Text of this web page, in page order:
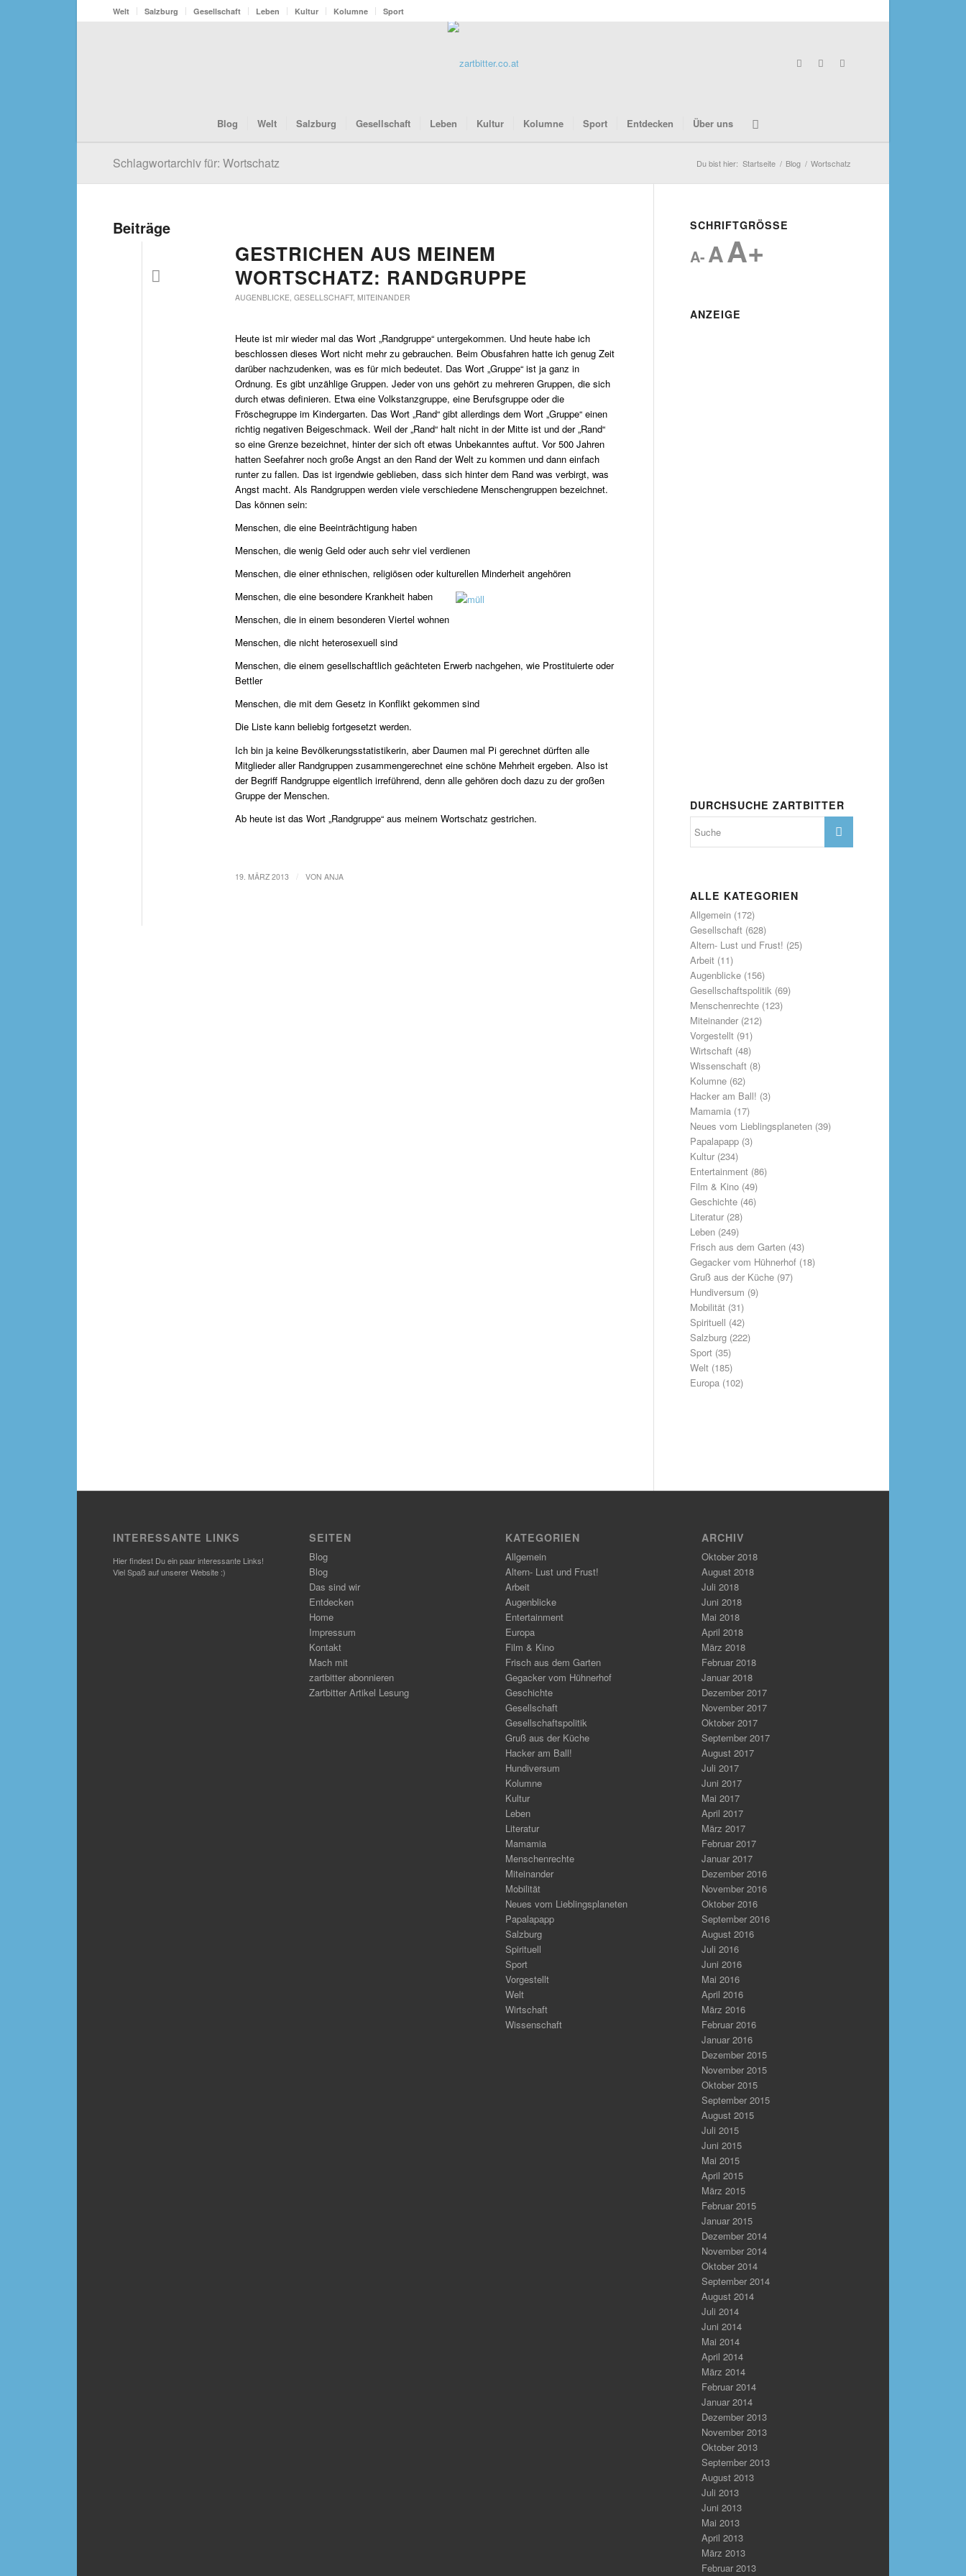
Welt Salzburg Gesellschaft Leben Kultur Kolumne Sport
Blog Welt Salzburg Gesellschaft Leben Kultur Kolumne Sport Entdecken Über uns
Schlagwortarchiv für: Wortschatz Du bist hier: Startseite / Blog / Wortschatz
Beiträge
GESTRICHEN AUS MEINEM
WORTSCHATZ: RANDGRUPPE
AUGENBLICKE, GESELLSCHAFT, MITEINANDER
Heute ist mir wieder mal das Wort „Randgruppe“ untergekommen. Und heute habe ich
beschlossen dieses Wort nicht mehr zu gebrauchen. Beim Obusfahren hatte ich genug Zeit
darüber nachzudenken, was es für mich bedeutet. Das Wort „Gruppe“ ist ja ganz in
Ordnung. Es gibt unzählige Gruppen. Jeder von uns gehört zu mehreren Gruppen, die sich
durch etwas definieren. Etwa eine Volkstanzgruppe, eine Berufsgruppe oder die
Fröschegruppe im Kindergarten. Das Wort „Rand“ gibt allerdings dem Wort „Gruppe“ einen
richtig negativen Beigeschmack. Weil der „Rand“ halt nicht in der Mitte ist und der „Rand“
so eine Grenze bezeichnet, hinter der sich oft etwas Unbekanntes auftut. Vor 500 Jahren
hatten Seefahrer noch große Angst an den Rand der Welt zu kommen und dann einfach
runter zu fallen. Das ist irgendwie geblieben, dass sich hinter dem Rand was verbirgt, was
Angst macht. Als Randgruppen werden viele verschiedene Menschengruppen bezeichnet.
Das können sein:
Menschen, die eine Beeinträchtigung haben
Menschen, die wenig Geld oder auch sehr viel verdienen
Menschen, die einer ethnischen, religiösen oder kulturellen Minderheit angehören
Menschen, die eine besondere Krankheit haben
Menschen, die in einem besonderen Viertel wohnen
Menschen, die nicht heterosexuell sind
Menschen, die einem gesellschaftlich geächteten Erwerb nachgehen, wie Prostituierte oder
Bettler
Menschen, die mit dem Gesetz in Konflikt gekommen sind
Die Liste kann beliebig fortgesetzt werden.
Ich bin ja keine Bevölkerungsstatistikerin, aber Daumen mal Pi gerechnet dürften alle
Mitglieder aller Randgruppen zusammengerechnet eine schöne Mehrheit ergeben. Also ist
der Begriff Randgruppe eigentlich irreführend, denn alle gehören doch dazu zu der großen
Gruppe der Menschen.
Ab heute ist das Wort „Randgruppe“ aus meinem Wortschatz gestrichen.
19. MÄRZ 2013 VON ANJA
SCHRIFTGRÖSSE
A- AA+
ANZEIGE
DURCHSUCHE ZARTBITTER
ALLE KATEGORIEN
Allgemein(172)
Gesellschaft(628)
Altern- Lust und Frust! (25)
Arbeit(11)
Augenblicke(156)
Gesellschaftspolitik(69)
Menschenrechte(123)
Miteinander(212)
Vorgestellt(91)
Wirtschaft(48)
Wissenschaft(8)
Kolumne(62)
Hacker am Ball! (3)
Mamamia(17)
Neues vom Lieblingsplaneten(39)
Papalapapp(3)
Kultur(234)
Entertainment(86)
Film & Kino(49)
Geschichte(46)
Literatur(28)
Leben(249)
Frisch aus dem Garten(43)
Gegacker vom Hühnerhof(18)
Gruß aus der Küche(97)
Hundiversum (9)
Mobilität(31)
Spirituell (42)
Salzburg(222)
Sport(35)
Welt(185)
Europa(102)
INTERESSANTE LINKS
Hier findest Du ein paar interessante Links!
Viel Spaß auf unserer Website :)
SEITEN
Blog
Blog
Das sind wir
Entdecken
Home
Impressum
Kontakt
Mach mit
zartbitter abonnieren
Zartbitter Artikel Lesung
KATEGORIEN
Allgemein
Altern- Lust und Frust!
Arbeit
Augenblicke
Entertainment
Europa
Film & Kino
Frisch aus dem Garten
Gegacker vom Hühnerhof
Geschichte
Gesellschaft
Gesellschaftspolitik
Gruß aus der Küche
Hacker am Ball!
Hundiversum
Kolumne
Kultur
Leben
Literatur
Mamamia
Menschenrechte
Miteinander
Mobilität
Neues vom Lieblingsplaneten
Papalapapp
Salzburg
Spirituell
Sport
Vorgestellt
Welt
Wirtschaft
Wissenschaft
ARCHIV
Oktober 2018
August 2018
Juli 2018
Juni 2018
Mai 2018
April 2018
März 2018
Februar 2018
Januar 2018
Dezember 2017
November 2017
Oktober 2017
September 2017
August 2017
Juli 2017
Juni 2017
Mai 2017
April 2017
März 2017
Februar 2017
Januar 2017
Dezember 2016
November 2016
Oktober 2016
September 2016
August 2016
Juli 2016
Juni 2016
Mai 2016
April 2016
März 2016
Februar 2016
Januar 2016
Dezember 2015
November 2015
Oktober 2015
September 2015
August 2015
Juli 2015
Juni 2015
Mai 2015
April 2015
März 2015
Februar 2015
Januar 2015
Dezember 2014
November 2014
Oktober 2014
September 2014
August 2014
Juli 2014
Juni 2014
Mai 2014
April 2014
März 2014
Februar 2014
Januar 2014
Dezember 2013
November 2013
Oktober 2013
September 2013
August 2013
Juli 2013
Juni 2013
Mai 2013
April 2013
März 2013
Februar 2013